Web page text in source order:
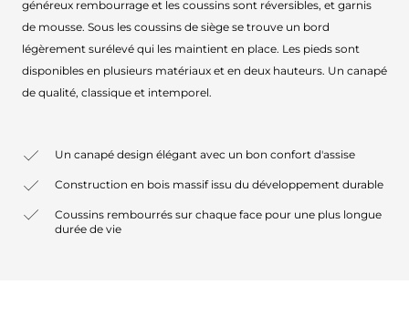
généreux rembourrage et les coussins sont réversibles, et garnis
de mousse. Sous les coussins de siège se trouve un bord
légèrement surélevé qui les maintient en place. Les pieds sont
disponibles en plusieurs matériaux et en deux hauteurs. Un canapé
de qualité, classique et intemporel.
Un canapé design élégant avec un bon confort d'assise
Construction en bois massif issu du développement durable
Coussins rembourrés sur chaque face pour une plus longue
durée de vie